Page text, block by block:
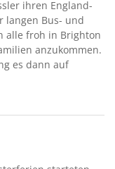
ihren England-
langen Bus- und
alle froh in Brighton
anzukommen.
es dann auf